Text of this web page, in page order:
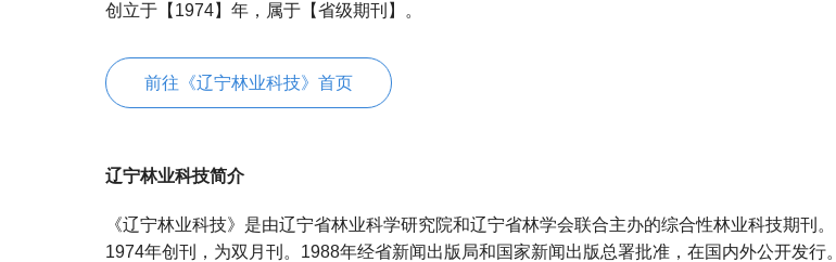
创立于【1974】年，属于【省级期刊】。
前往《辽宁林业科技》首页
辽宁林业科技简介
《辽宁林业科技》是由辽宁省林业科学研究院和辽宁省林学会联合主办的综合性林业科技期刊。
1974年创刊，为双月刊。1988年经省新闻出版局和国家新闻出版总署批准，在国内外公开发行。